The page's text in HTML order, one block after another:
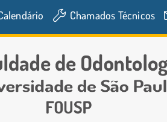
Chamados Técnicos